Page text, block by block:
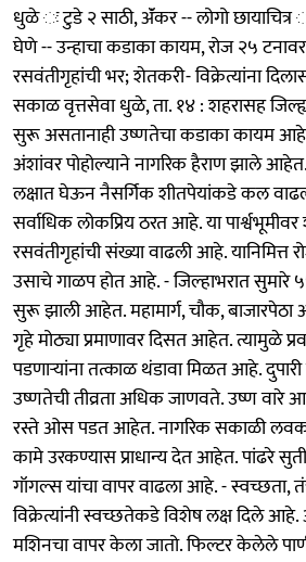
धुळे ः टुडे २ साठी, ॲंकर -- लोगो
घेणे -- उन्हाचा कडाका कायम, रोज २५
रसवंतीगृहांची भर; शेतकरी- विक्रेत्यांना
सकाळ वृत्तसेवा धुळे, ता. १४ : शहरासह
सुरू असतानाही उष्णतेचा कडाका कायम
अंशांवर पोहोल्याने नागरिक हैराण झाले आहेत.
लक्षात घेऊन नैसर्गिक शीतपेयांकडे कल
सर्वाधिक लोकप्रिय ठरत आहे. या
रसवंतीगृहांची संख्या वाढली आहे. यानिमित्त
उसाचे गाळप होत आहे. - जिल्हाभरात
सुरू झाली आहेत. महामार्ग, चौक, बाजारपेठा
गृहे मोठ्या प्रमाणावर दिसत आहेत. त्यामुळे
पडणाऱ्यांना तत्काळ थंडावा मिळत आहे.
उष्णतेची तीव्रता अधिक जाणवते. उष्ण वारे
रस्ते ओस पडत आहेत. नागरिक सकाळी
कामे उरकण्यास प्राधान्य देत आहेत. पांढरे
गॉगल्स यांचा वापर वाढला आहे. - स्वच्छता,
विक्रेत्यांनी स्वच्छतेकडे विशेष लक्ष दिले
मशिनचा वापर केला जातो. फिल्टर केलेले